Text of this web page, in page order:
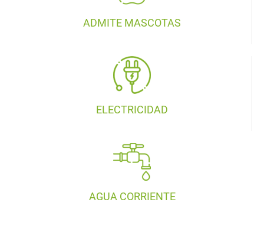
ADMITE MASCOTAS
ELECTRICIDAD
AGUA CORRIENTE